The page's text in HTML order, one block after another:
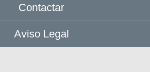
Contactar
Aviso Legal